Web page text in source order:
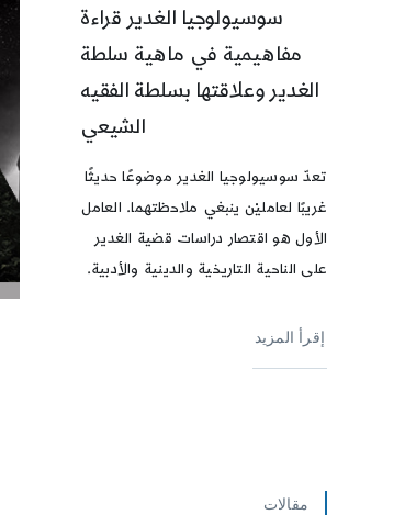
سوسيولوجيا الغدير قراءة
مفاهيمية في ماهية سلطة
الغدير وعلاقتها بسلطة الفقيه
الشيعي
تعدّ سوسيولوجيا الغدير موضوعًا حديثًا
غريبًا لعامليْن ينبغي ملاحظتهما. العامل
الأول هو اقتصار دراسات قضية الغدير
على الناحية التاريخية والدينية والأدبية.
إقرأ المزيد
مقالات